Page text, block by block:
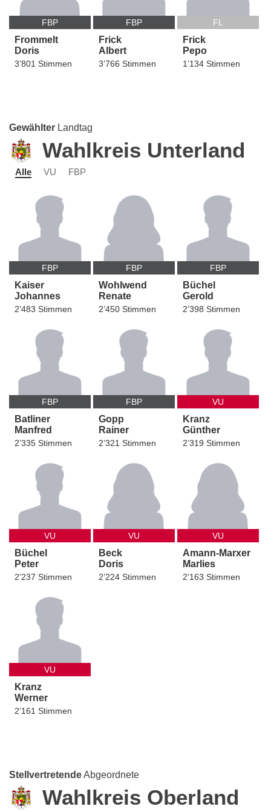
FBP
Frommelt
Doris
3’801 Stimmen
FBP
Frick
Albert
3’766 Stimmen
FL
Frick
Pepo
1’134 Stimmen
Gewählter Landtag
Wahlkreis Unterland
Alle VU FBP
FBP
Kaiser
Johannes
2’483 Stimmen
FBP
Wohlwend
Renate
2’450 Stimmen
FBP
Büchel
Gerold
2’398 Stimmen
FBP
Batliner
Manfred
2’335 Stimmen
FBP
Gopp
Rainer
2’321 Stimmen
VU
Kranz
Günther
2’319 Stimmen
VU
Büchel
Peter
2’237 Stimmen
VU
Beck
Doris
2’224 Stimmen
VU
Amann-Marxer
Marlies
2’163 Stimmen
VU
Kranz
Werner
2’161 Stimmen
StellvertretendeAbgeordnete
Wahlkreis Oberland